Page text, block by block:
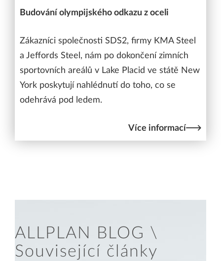
Budování olympijského odkazu z oceli
Zákazníci společnosti SDS2, firmy KMA Steel
a Jeffords Steel, nám po dokončení zimních
sportovních areálů v Lake Placid ve státě New
York poskytují nahlédnutí do toho, co se
odehrává pod ledem.
Více informací
ALLPLAN BLOG \
Související články